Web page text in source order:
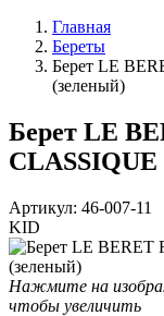
Главная
Береты
Берет LE
(зеленый)
Берет LE
Артикул: 46-007-11
KID
Нажмите на
чтобы увеличить